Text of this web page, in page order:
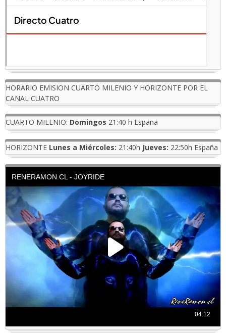
HORARIO EMISION CUARTO MILENIO Y HORIZONTE POR EL
CANAL CUATRO
CUARTO MILENIO: Domingos 21:40 h España
HORIZONTE Lunes a Miércoles: 21:40h Jueves: 22:50h España